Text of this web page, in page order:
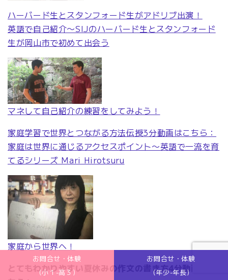
ハーバード生とスタンフォード生がアドリブ出演！
英語で自己紹介〜SIJのハーバード生とスタンフォード
生が岡山市で初めて出会う
マネして自己紹介の練習をしてみよう！
家庭学習で世界とつながる方法伝授3分動画はこちら：
家庭は世界に通じるアクセスポイント〜英語で一流を育
てるシリーズ Mari Hirotsuru
家庭から世界へ！
とてもわかりやすい夏休みの作文の書き方4分動画はこ
お問合せ・体験
(小１-高３)
お問合せ・体験
(年少-年長)